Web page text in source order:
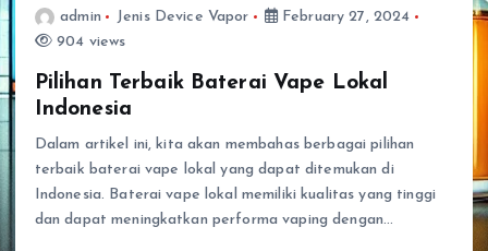
admin Jenis Device Vapor
February 27, 2024
904 views
Pilihan Terbaik Baterai Vape Lokal
Indonesia
Dalam artikel ini, kita akan membahas berbagai pilihan
terbaik baterai vape lokal yang dapat ditemukan di
Indonesia. Baterai vape lokal memiliki kualitas yang tinggi
dan dapat meningkatkan performa vaping dengan…